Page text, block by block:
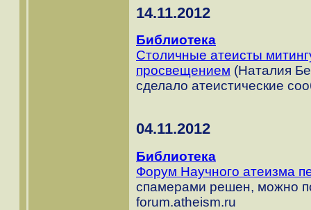
14.11.2012
Библиотека
Столичные атеисты
просвещением (Наталия
сделало атеистические
04.11.2012
Библиотека
Форум Научного атеизма
спамерами решен, можно
forum.atheism.ru